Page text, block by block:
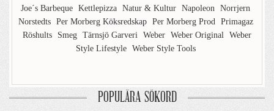
Joe´s Barbeque Kettlepizza Natur & Kultur Napoleon Norrjern
Norstedts Per Morberg Köksredskap Per Morberg Prod Primagaz
Röshults
Smeg Tärnsjö Garveri Weber Weber Original Weber
Style Lifestyle Weber Style Tools
POPULÄRA SÖKORD